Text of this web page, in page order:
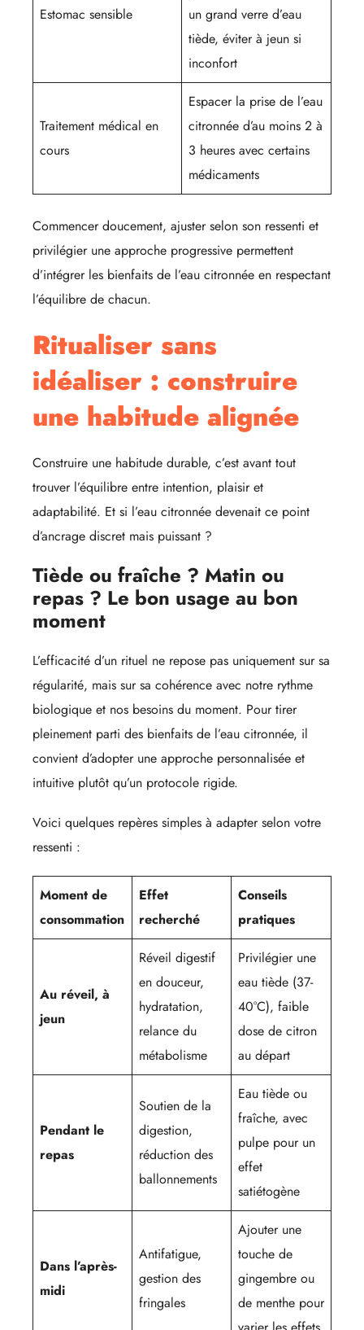
Estomac sensible
un grand verre d’eau
tiède, éviter à jeun si
inconfort
Traitement médical en
cours
Espacer la prise de l’eau
citronnée d’au moins 2 à
3 heures avec certains
médicaments
Commencer doucement, ajuster selon son ressenti et
privilégier une approche progressive permettent
d’intégrer les bienfaits de l’eau citronnée en respectant
l’équilibre de chacun.
Ritualiser sans
idéaliser : construire
une habitude alignée
Construire une habitude durable, c’est avant tout
trouver l’équilibre entre intention, plaisir et
adaptabilité. Et si l’eau citronnée devenait ce point
d’ancrage discret mais puissant ?
Tiède ou fraîche ? Matin ou
repas ? Le bon usage au bon
moment
L’efficacité d’un rituel ne repose pas uniquement sur sa
régularité, mais sur sa cohérence avec notre rythme
biologique et nos besoins du moment. Pour tirer
pleinement parti des bienfaits de l’eau citronnée, il
convient d’adopter une approche personnalisée et
intuitive plutôt qu’un protocole rigide.
Voici quelques repères simples à adapter selon votre
ressenti :
Moment de
consommation
Effet
recherché
Conseils
pratiques
Au réveil, à
jeun
Réveil digestif
en douceur,
hydratation,
relance du
métabolisme
Privilégier une
eau tiède (37-
40°C), faible
dose de citron
au départ
Pendant le
repas
Soutien de la
digestion,
réduction des
ballonnements
Eau tiède ou
fraîche, avec
pulpe pour un
effet
satiétogène
Dans l’après-
midi
Antifatigue,
gestion des
fringales
Ajouter une
touche de
gingembre ou
de menthe pour